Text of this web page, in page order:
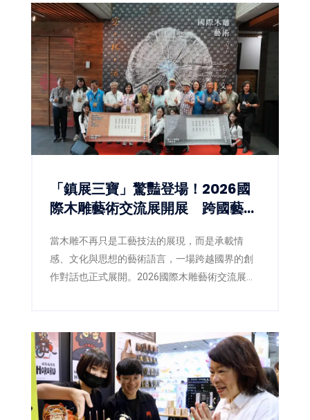
「鎮展三寶」驚豔登場！2026國
際木雕藝術交流展開展 跨國藝術
當木雕不再只是工藝技法的展現，而是承載情
感、文化與思想的藝術語言，一場跨越國界的創
作對話也正式展開。2026國際木雕藝術交流展即
英國及新加坡等5國、共40位藝術家齊聚展出，透
過不同文化背景與創作觀點，激盪出當代木雕藝
術的嶄新能量。同步登場的「2026臺灣國際木雕
競賽作品展」，也自67件參賽作品中精選45件入
選展出，並公布各類組得獎入圍名單，為年度木